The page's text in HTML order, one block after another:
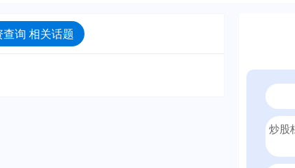
询 相关话题
炒股